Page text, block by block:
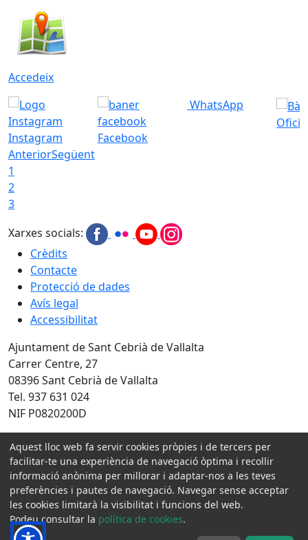
Accedeix
Instagram Facebook
WhatsApp
AnteriorSegüent
1
2
3
Xarxes socials:
Crèdits
Contacte
Protecció de dades
Avís legal
Accessibilitat
Ajuntament de Sant Cebrià de Vallalta
Carrer Centre, 27
08396 Sant Cebrià de Vallalta
Tel. 937 631 024
NIF P0820200D
Amb la col·laboració de:
Aquest lloc web fa servir cookies pròpies i de tercers per
facilitar-te una experiència de navegació òptima i recollir
informació anònima per millorar i adaptar-nos a les teves
preferències i pautes de navegació. Navegar sense acceptar
les cookies limitarà la visibilitat i funcions del web.
Podeu consultar la política de cookies.